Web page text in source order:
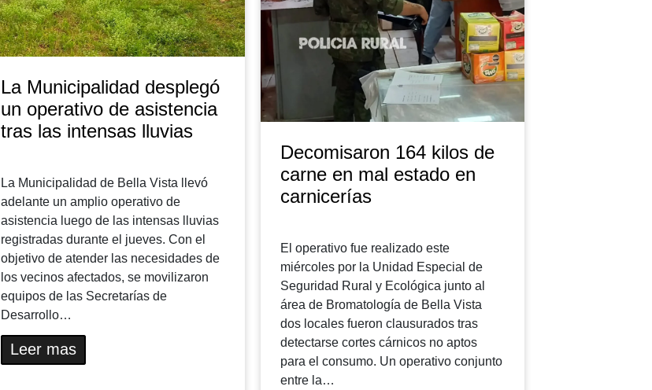
La Municipalidad desplegó
un operativo de asistencia
tras las intensas lluvias
La Municipalidad de Bella Vista llevó
adelante un amplio operativo de
asistencia luego de las intensas lluvias
registradas durante el jueves. Con el
objetivo de atender las necesidades de
los vecinos afectados, se movilizaron
equipos de las Secretarías de
Desarrollo…
Leer mas
Decomisaron 164 kilos de
carne en mal estado en
carnicerías
El operativo fue realizado este
miércoles por la Unidad Especial de
Seguridad Rural y Ecológica junto al
área de Bromatología de Bella Vista
dos locales fueron clausurados tras
detectarse cortes cárnicos no aptos
para el consumo. Un operativo conjunto
entre la…